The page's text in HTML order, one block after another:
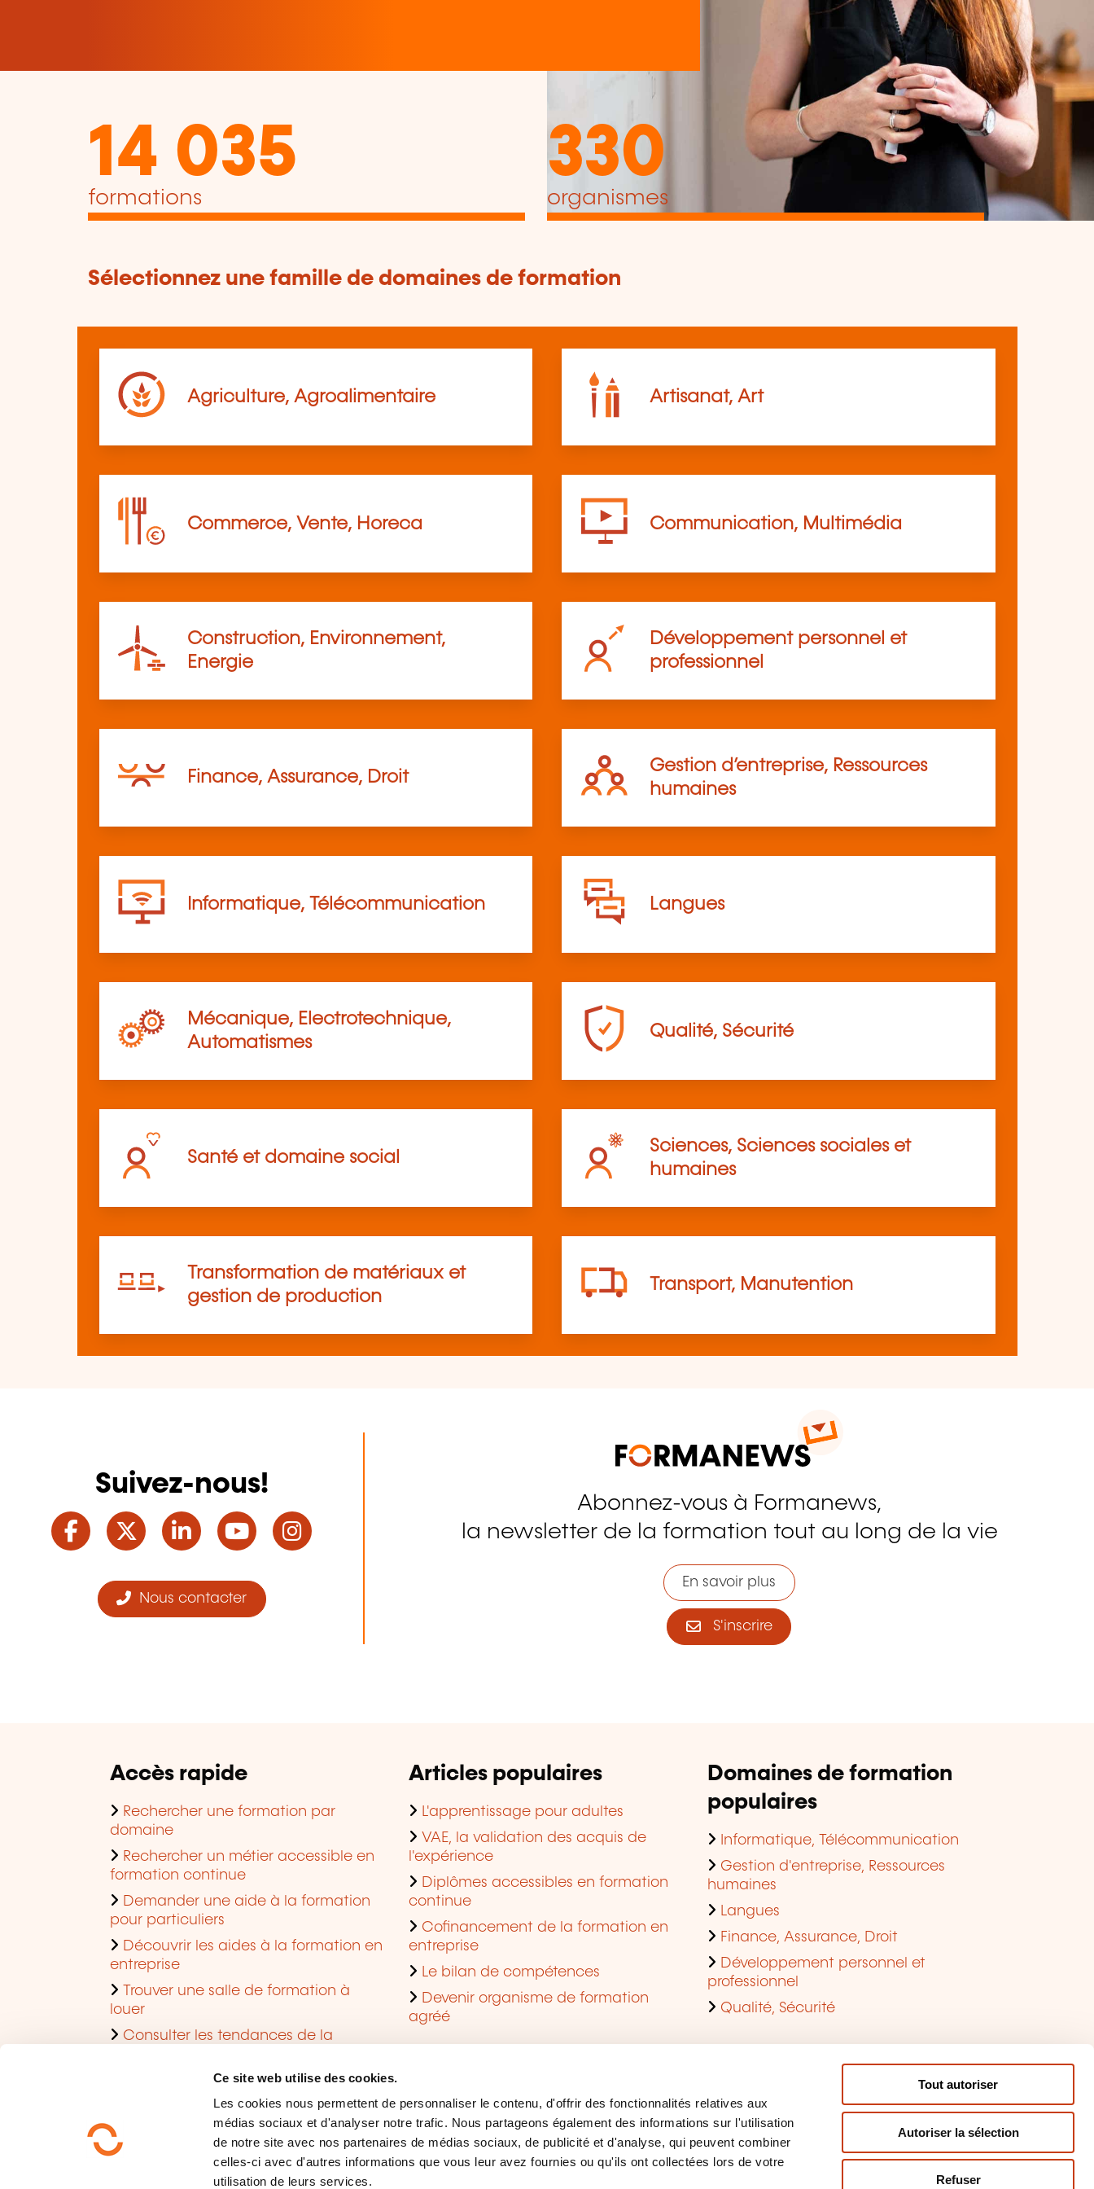
Ce site web utilise des cookies.
Les cookies nous permettent de personnaliser le contenu, d'offrir des fonctionnalités relatives aux
médias sociaux et d'analyser notre trafic. Nous partageons également des informations sur l'utilisation
de notre site avec nos partenaires de médias sociaux, de publicité et d'analyse, qui peuvent combiner
celles-ci avec d'autres informations que vous leur avez fournies ou qu'ils ont collectées lors de votre
utilisation de leurs services.
Tout autoriser
Autoriser la sélection
Refuser
14 035
formations
330
organismes
Sélectionnez une famille de domaines de formation
Agriculture, Agroalimentaire Artisanat, Art
Commerce, Vente, Horeca Communication, Multimédia
Construction, Environnement,
Energie
Développement personnel et
professionnel
Finance, Assurance, Droit
Gestion d’entreprise, Ressources
humaines
Informatique, Télécommunication Langues
Mécanique, Electrotechnique,
Automatismes
Qualité, Sécurité
Santé et domaine social
Sciences, Sciences sociales et
humaines
Transformation de matériaux et
gestion de production
Transport, Manutention
Suivez-nous!
Facebook
TwitterLinkedInYouTube
Nous contacter
Abonnez-vous à Formanews,
la newsletter de la formation tout au long de la vie
En savoir plus
S'inscrire
Accès rapide
Rechercher une formation par
domaine
Rechercher un métier accessible en
formation continue
Demander une aide à la formation
pour particuliers
Découvrir les aides à la formation en
entreprise
Trouver une salle de formation à
louer
Consulter les tendances de la
Articles populaires
L'apprentissage pour adultes
VAE, la validation des acquis de
l'expérience
Diplômes accessibles en formation
continue
Cofinancement de la formation en
entreprise
Le bilan de compétences
Devenir organisme de formation
agréé
Domaines de formation
populaires
Informatique, Télécommunication
Gestion d'entreprise, Ressources
humaines
Langues
Finance, Assurance, Droit
Développement personnel et
professionnel
Qualité, Sécurité